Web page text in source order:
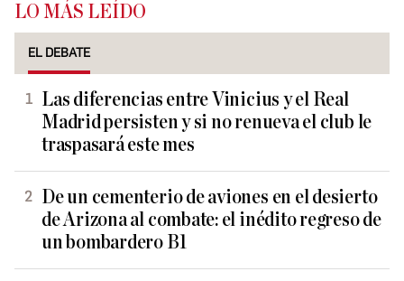
LO MÁS LEÍDO
EL DEBATE
Las diferencias entre Vinicius y el Real
Madrid persisten y si no renueva el club le
traspasará este mes
De un cementerio de aviones en el desierto
de Arizona al combate: el inédito regreso de
un bombardero B1